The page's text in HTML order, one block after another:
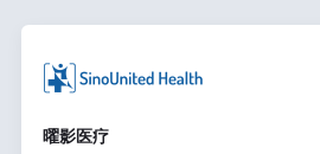
曜影医疗